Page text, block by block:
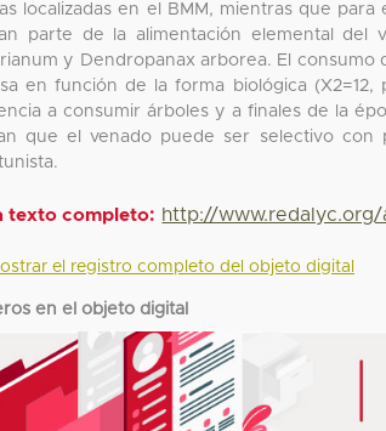
localizadas en el BMM, mientras que
parte de la alimentación elemental del
y Dendropanax arborea. El consumo
en función de la forma biológica
a consumir árboles y a finales de la
que el venado puede ser selectivo con
texto completo: http://
el registro completo del objeto digital
en el objeto digital